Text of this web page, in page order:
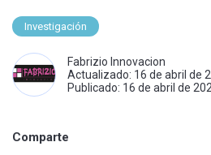
Investigación
Fabrizio Innovacion
Actualizado: 16 de abril de
Publicado: 16 de abril de
Comparte